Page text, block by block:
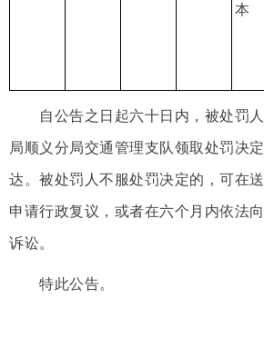
本
自公告之日起六十日内，被处罚人
局顺义分局交通管理支队领取处罚决
达。被处罚人不服处罚决定的，可在
申请行政复议，或者在六个月内依法
诉讼。
特此公告。